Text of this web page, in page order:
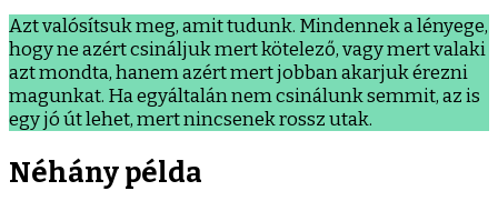
Azt valósítsuk meg, amit tudunk. Mindennek a lényege,
hogy ne azért csináljuk mert kötelező, vagy mert valaki
azt mondta, hanem azért mert jobban akarjuk érezni
magunkat. Ha egyáltalán nem csinálunk semmit, az is
egy jó út lehet, mert nincsenek rossz utak.
Néhány példa